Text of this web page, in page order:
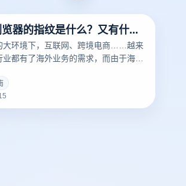
指纹浏览器的指纹是什么？又有什么用？
大环境下，互联网、跨境电商……越来
业都有了海外业务的需求，而由于海外
的IP，这时候便要用到指纹浏览器。要
什么是指纹浏览器之前，我们需要知
们先来说一下浏览器指纹。听着非常相